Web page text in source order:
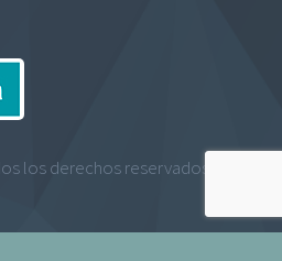
los derechos reservados